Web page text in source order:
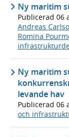
Ny maritim
Publicerad 06
Andreas
Romina
Ny maritim
levande hav
Publicerad 06
och